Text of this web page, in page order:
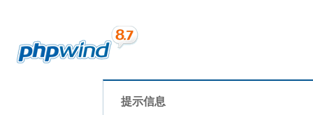
提示信息